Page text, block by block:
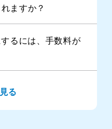
ますか？
るには、手数料が
る